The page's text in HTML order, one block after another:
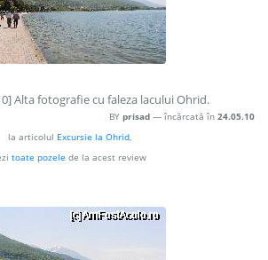
Alta fotografie cu faleza lacului Ohrid.
BY prisad — încărcată în 24.05.10
la articolul Excursie la Ohrid,
toate pozele de la acest review